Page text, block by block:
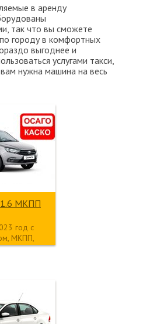
в аренду
так что вы сможете
городу в комфортных
выгоднее и
услугами такси,
нужна машина на весь
1.6 МКПП
год с
МКПП,